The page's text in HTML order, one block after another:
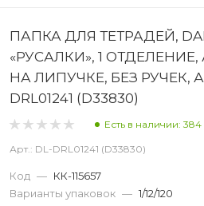
ПАПКА ДЛЯ ТЕТРАДЕЙ,
«РУСАЛКИ», 1
НА ЛИПУЧКЕ, БЕЗ РУЧЕК,
DRL01241 (D33830)
Есть в наличии: 384
Арт.: DL-DRL01241 (D33830)
Код — КК-115657
Варианты упаковок — 1/12/120